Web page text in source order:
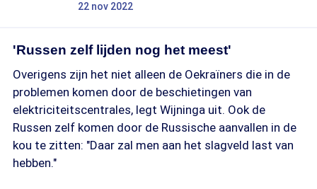
22 nov 2022
'Russen zelf lijden nog het meest'
Overigens zijn het niet alleen de Oekraïners die in de
problemen komen door de beschietingen van
elektriciteitscentrales, legt Wijninga uit. Ook de
Russen zelf komen door de Russische aanvallen in de
kou te zitten: "Daar zal men aan het slagveld last van
hebben."